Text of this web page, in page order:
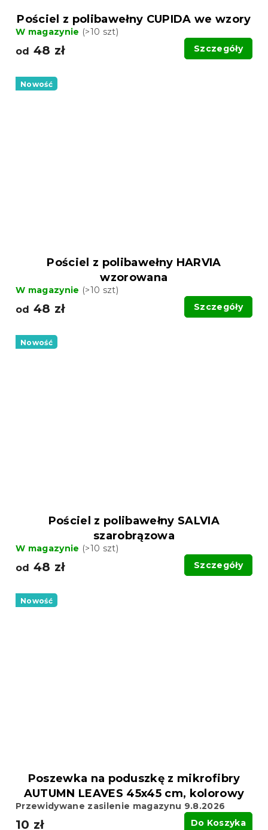
Pościel z polibawełny CUPIDA we wzory
W magazynie (>10 szt)
od 48 zł Szczegóły
Nowość
Pościel z polibawełny HARVIA
wzorowana
W magazynie (>10 szt)
od 48 zł Szczegóły
Nowość
Pościel z polibawełny SALVIA
szarobrązowa
W magazynie (>10 szt)
od 48 zł Szczegóły
Nowość
Poszewka na poduszkę z mikrofibry
AUTUMN LEAVES 45x45 cm, kolorowy
Przewidywane zasilenie magazynu 9.8.2026
10 zł Do Koszyka